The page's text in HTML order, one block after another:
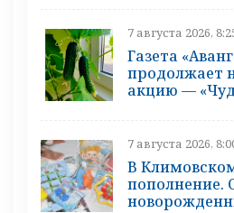
7 августа 2026,
Газета
продолжает
акцию —
7 августа 2026,
В
пополнение.